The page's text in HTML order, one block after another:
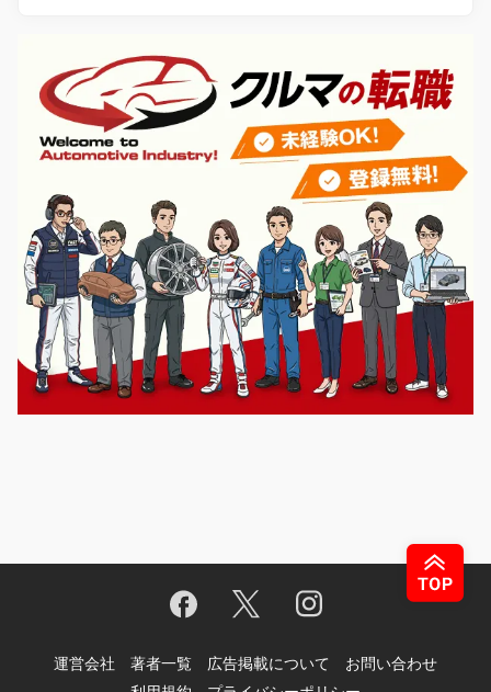
運営会社 著者一覧 広告掲載について
お問い合わせ